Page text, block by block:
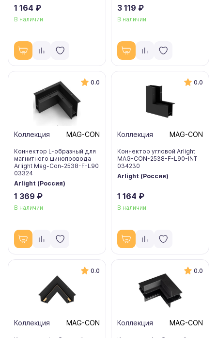
1 164 ₽
В наличии
3 119 ₽
В наличии
0.0
Коллекция MAG-CON
Коннектор L-образный для
магнитного шинопровода
Arlight Mag-Con-2538-F-L90
03324
Arlight (Россия)
1 369 ₽
В наличии
0.0
Коллекция MAG-CON
Коннектор угловой Arlight
MAG-CON-2538-F-L90-INT
034230
Arlight (Россия)
1 164 ₽
В наличии
0.0
Коллекция MAG-CON
0.0
Коллекция MAG-CON